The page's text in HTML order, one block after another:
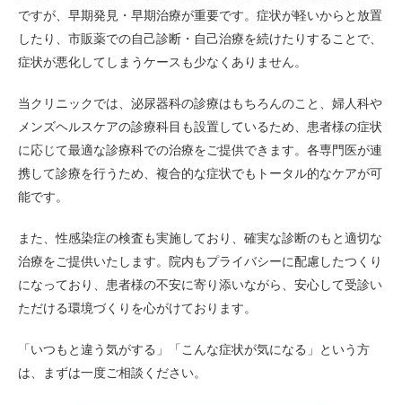
ですが、早期発見・早期治療が重要です。症状が軽いからと放置
したり、市販薬での自己診断・自己治療を続けたりすることで、
症状が悪化してしまうケースも少なくありません。
当クリニックでは、泌尿器科の診療はもちろんのこと、婦人科や
メンズヘルスケアの診療科目も設置しているため、患者様の症状
に応じて最適な診療科での治療をご提供できます。各専門医が連
携して診療を行うため、複合的な症状でもトータル的なケアが可
能です。
また、性感染症の検査も実施しており、確実な診断のもと適切な
治療をご提供いたします。院内もプライバシーに配慮したつくり
になっており、患者様の不安に寄り添いながら、安心して受診い
ただける環境づくりを心がけております。
「いつもと違う気がする」「こんな症状が気になる」という方
は、まずは一度ご相談ください。